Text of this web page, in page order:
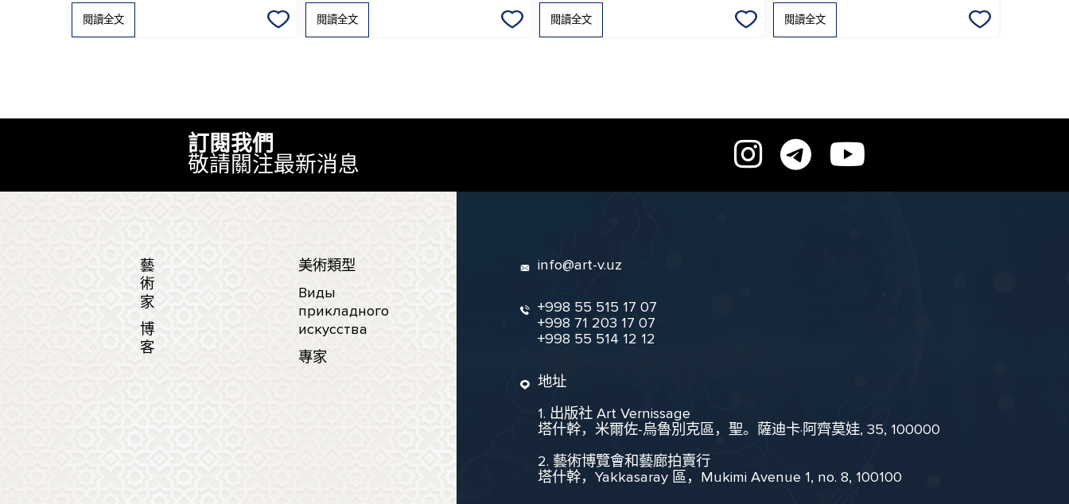
閱讀全文 閱讀全文 閱讀全文 閱讀全文
訂閱我們
敬請關注最新消息
藝
術
家
博
客
美術類型
Виды
прикладного
искусства
專家
info@art-v.uz
+998 55 515 17 07
+998 71 203 17 07
+998 55 514 12 12
地址
1. 出版社 Art Vernissage
塔什幹，米爾佐-烏魯別克區，聖。薩迪卡·阿齊莫娃, 35, 100000
2. 藝術博覽會和藝廊拍賣行
塔什幹，Yakkasaray 區，Mukimi Avenue 1, no. 8, 100100